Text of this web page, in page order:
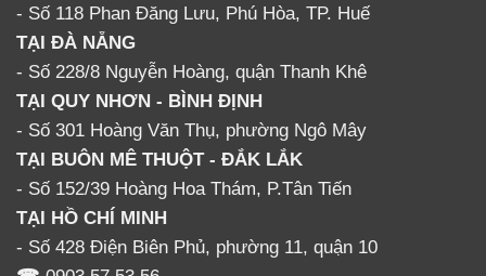
- Số 118 Phan Đăng Lưu, Phú Hòa, TP. Huế
TẠI ĐÀ NẴNG
- Số 228/8 Nguyễn Hoàng, quận Thanh Khê
TẠI QUY NHƠN - BÌNH ĐỊNH
- Số 301 Hoàng Văn Thụ, phường Ngô Mây
TẠI BUÔN MÊ THUỘT - ĐẮK LẮK
- Số 152/39 Hoàng Hoa Thám, P.Tân Tiến
TẠI HỒ CHÍ MINH
- Số 428 Điện Biên Phủ, phường 11, quận 10